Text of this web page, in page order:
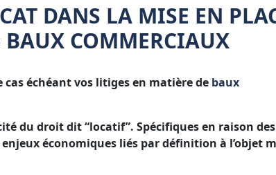
DANS LA MISE EN
COMMERCIAUX
échéant vos litiges en matière de baux
du droit dit “locatif”. Spécifiques en raison des
économiques liés par définition à l’objet